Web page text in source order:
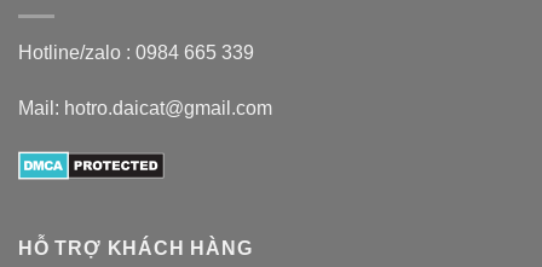
Hotline/zalo : 0984 665 339
Mail: hotro.daicat@gmail.com
HỖ TRỢ KHÁCH HÀNG